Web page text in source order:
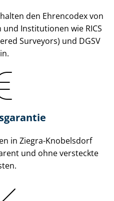
den Ehrencodex von
Institutionen wie RICS
Surveyors) und DGSV
in Ziegra-Knobelsdorf
und ohne versteckte